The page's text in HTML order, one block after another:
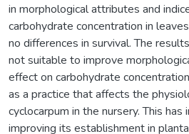
in morphological attributes and
carbohydrate concentration in
no differences in survival. The
not suitable to improve
effect on carbohydrate
as a practice that affects the
cyclocarpum in the nursery. This
improving its establishment in